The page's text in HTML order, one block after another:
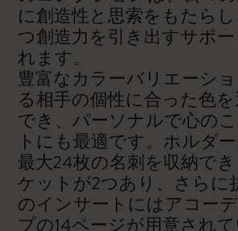
に創造性と思索をもたら
つ創造力を引き出すサポー
れます。
豊富なカラーバリエーシ
る相手の個性に合った色
でき、パーソナルで心の
トにも最適です。ホルダー
最大24枚の名刺を収納で
ケットが2つあり、さらに
のインサートにはアコー
プの14ページが用意され